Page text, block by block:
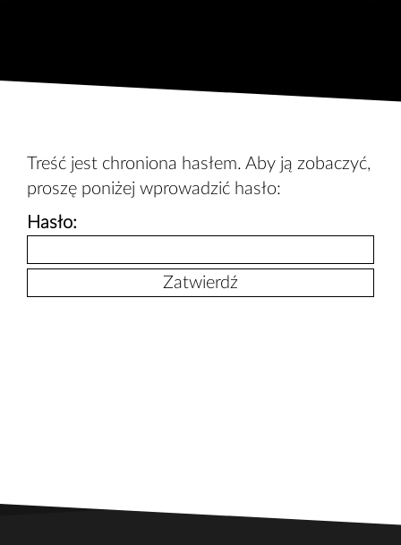
Treść jest chroniona hasłem. Aby ją zobaczyć,
proszę poniżej wprowadzić hasło:
Hasło: